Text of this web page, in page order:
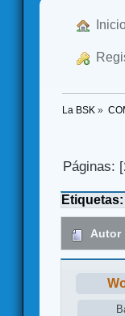
La BSK »
Páginas: [
Etiquetas:
Autor